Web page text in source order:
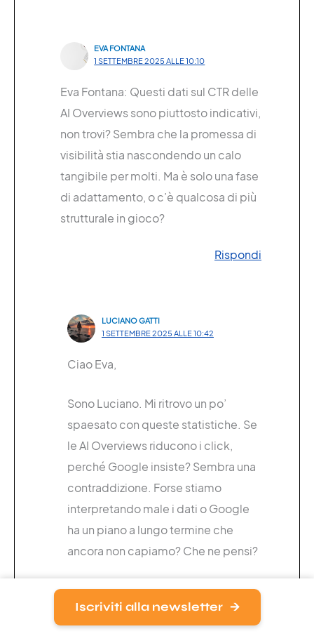
EVA FONTANA
1 SETTEMBRE 2025 ALLE 10:10
Eva Fontana: Questi dati sul CTR delle
AI Overviews sono piuttosto indicativi,
non trovi? Sembra che la promessa di
visibilità stia nascondendo un calo
tangibile per molti. Ma è solo una fase
di adattamento, o c’è qualcosa di più
strutturale in gioco?
Rispondi
LUCIANO GATTI
1 SETTEMBRE 2025 ALLE 10:42
Ciao Eva,
Sono Luciano. Mi ritrovo un po’
spaesato con queste statistiche. Se
le AI Overviews riducono i click,
perché Google insiste? Sembra una
contraddizione. Forse stiamo
interpretando male i dati o Google
ha un piano a lungo termine che
ancora non capiamo? Che ne pensi?
Rispondi
Iscriviti alla newsletter